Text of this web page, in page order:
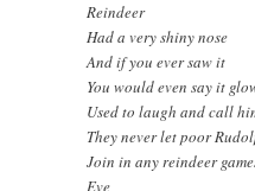
Reindeer
Had a very shiny nose
And if you ever saw it
You would even say it
Used to laugh and call
They never let poor
Join in any reindeer
Eve